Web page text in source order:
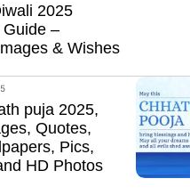
2025
–
& Wishes
puja 2025,
Quotes,
Pics,
HD Photos